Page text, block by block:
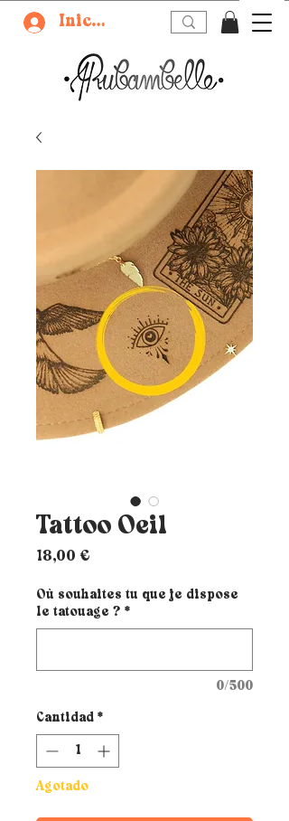
Iniciar sesión
Tattoo Oeil
18,00 €
Où souhaites tu que je dispose
le tatouage ? *
0/500
Cantidad *
Agotado